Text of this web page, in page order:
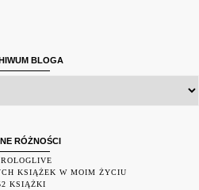
BLOGA
RÓŻNOŚCI
KSIĄŻEK W MOIM ŻYCIU
KSIĄŻKI